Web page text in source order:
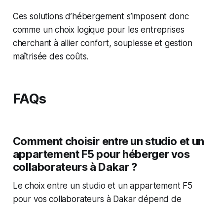
Ces solutions d’hébergement s’imposent donc
comme un choix logique pour les entreprises
cherchant à allier confort, souplesse et gestion
maîtrisée des coûts.
FAQs
Comment choisir entre un studio et un
appartement F5 pour héberger vos
collaborateurs à Dakar ?
Le choix entre un studio et un appartement F5
pour vos collaborateurs à Dakar dépend de